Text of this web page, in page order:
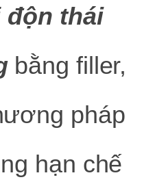
độn thái
bằng filler,
pháp
hạn chế